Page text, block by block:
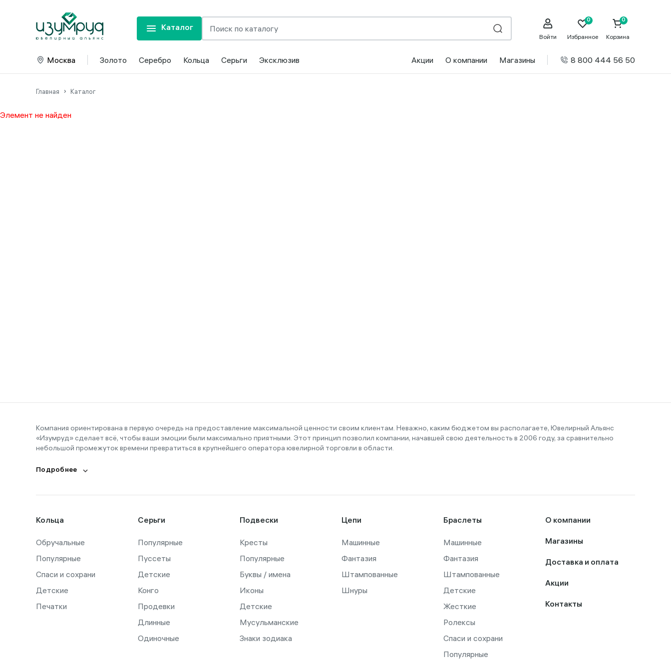
Каталог
Войти Избранное Корзина
Москва Золото Серебро Кольца Серьги Эксклюзив Акции О компании Магазины 8 800 444 56 50
Главная Каталог
Элемент не найден
Компания ориентирована в первую очередь на предоставление максимальной ценности своим клиентам. Неважно, каким бюджетом вы располагаете, Ювелирный Альянс
«Изумруд» сделает всё, чтобы ваши эмоции были максимально приятными. Этот принцип позволил компании, начавшей свою деятельность в 2006 году, за сравнительно
небольшой промежуток времени превратиться в крупнейшего оператора ювелирной торговли в области.
Подробнее
Кольца
Обручальные
Популярные
Спаси и сохрани
Детские
Печатки
Серьги
Популярные
Пуссеты
Детские
Конго
Продевки
Длинные
Одиночные
Подвески
Кресты
Популярные
Буквы / имена
Иконы
Детские
Мусульманские
Знаки зодиака
Цепи
Машинные
Фантазия
Штампованные
Шнуры
Браслеты
Машинные
Фантазия
Штампованные
Детские
Жесткие
Ролексы
Спаси и сохрани
Популярные
О компании
Магазины
Доставка и оплата
Акции
Контакты